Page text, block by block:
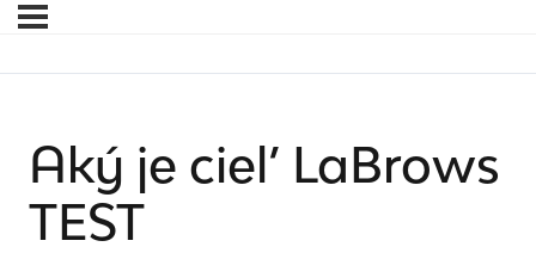
Aký je ciel’ LaBrows
TEST